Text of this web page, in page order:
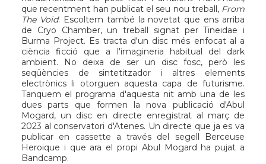
que recentment han publicat el seu nou treball, From
The Void. Escoltem també la novetat que ens arriba
de Cryo Chamber, un treball signat perTineidae i
Burma Project. Es tracta d'un disc més enfocat al a
ciència ficció que a l'imagineria habitual del dark
ambient. No deixa de ser un disc fosc, però les
seqüències de sintetitzador i altres elements
electrònics li otorguen aquesta capa de futurisme.
Tanquem el programa d'aquesta nit amb una de les
dues parts que formen la nova publicació d'Abul
Mogard, un disc en directe enregistrat al març de
2023 al conservatori d'Atenes. Un directe que ja es va
publicar en cassette a través del segell
Berceuse
Heroique i que ara el propi Abul Mogard ha pujat a
Bandcamp.